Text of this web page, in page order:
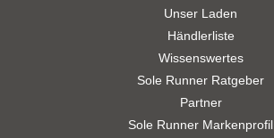
Unser Laden
Händlerliste
Wissenswertes
Sole Runner Ratgeber
Partner
Sole Runner Markenprofil